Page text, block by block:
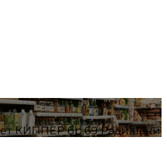
КИППЕР бр.69 Радишани